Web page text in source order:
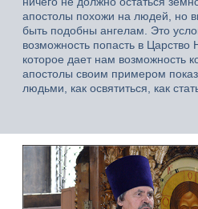
апостолы похожи на людей, но
быть подобны ангелам. Это
возможность попасть в Царство
которое дает нам возможность
апостолы своим примером
людьми, как освятиться, как